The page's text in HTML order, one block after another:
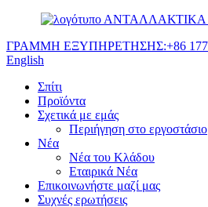
ΑΝΤΑΛΛΑΚΤΙΚΑ
ΓΡΑΜΜΗ ΕΞΥΠΗΡΕΤΗΣΗΣ:+86
English
Σπίτι
Προϊόντα
Σχετικά με εμάς
Περιήγηση στο εργοστάσιο
Νέα
Νέα του Κλάδου
Εταιρικά Νέα
Επικοινωνήστε μαζί μας
Συχνές ερωτήσεις